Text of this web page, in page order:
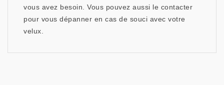
vous avez besoin. Vous pouvez aussi le contacter
pour vous dépanner en cas de souci avec votre
velux.